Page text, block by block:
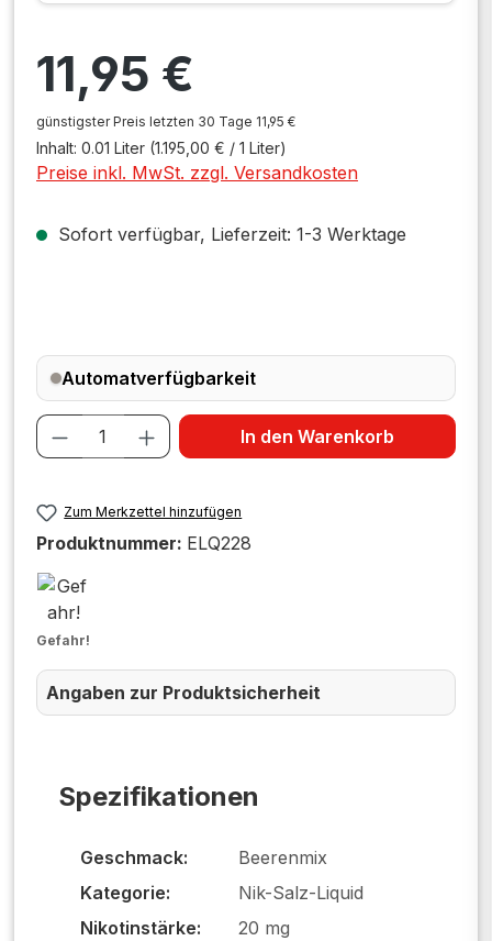
Spezifikationen
Geschmack:
Beerenmix
Kategorie:
Nik-Salz-Liquid
Nikotinstärke:
20 mg
11,95 €
günstigster Preis letzten 30 Tage 11,95 €
Inhalt: 0.01 Liter (1.195,00 € / 1 Liter)
Preise inkl. MwSt. zzgl. Versandkosten
Sofort verfügbar, Lieferzeit: 1-3 Werktage
Automatverfügbarkeit
Produkt Anzahl: Gib den
In den Warenkorb
Zum Merkzettel hinzufügen
Produktnummer: ELQ228
Gefahr!
Angaben zur Produktsicherheit